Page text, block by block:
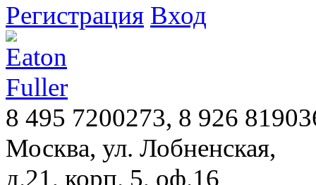
Регистрация Вход
8 495 7200273, 8 926
Москва, ул. Лобненская,
д.21, корп. 5, оф.16